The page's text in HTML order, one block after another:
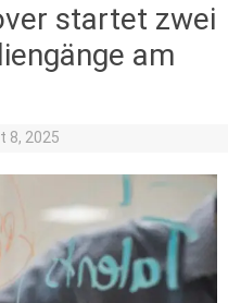
startet zwei
am
8, 2025